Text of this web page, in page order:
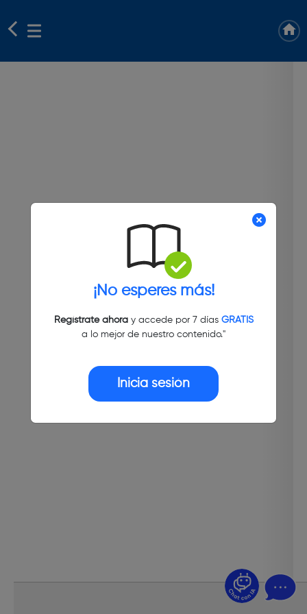
¡No esperes más!
Regístrate ahoray accede por 7 días GRATIS
a lo mejor de nuestro contenido."
Inicia sesión